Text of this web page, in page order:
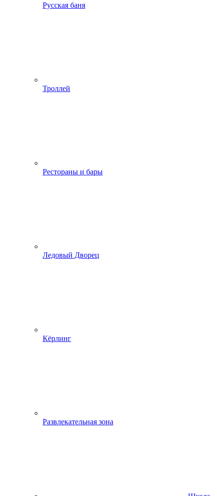
Русская баня
Троллей
Рестораны и бары
Ледовый Дворец
Кёрлинг
Развлекательная зона